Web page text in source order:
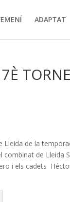
ADAPTAT
Lleida de la
de Lleida
i els cadets